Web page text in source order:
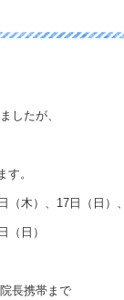
したが、
。
木）、17日（日）、
（日）
長携帯まで